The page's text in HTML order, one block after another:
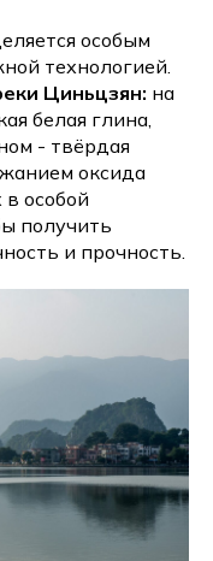
особым
технологией.
Циньцзян: на
белая глина,
- твёрдая
оксида
особой
получить
и прочность.